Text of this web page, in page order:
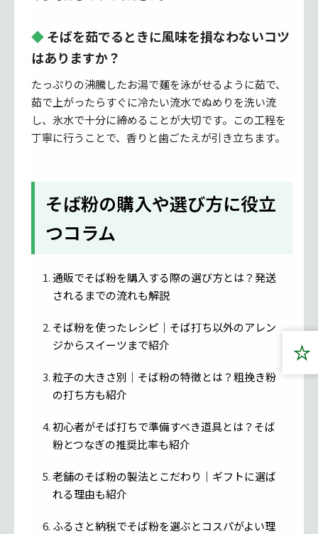
そばを茹でるときに風味を損なわないコツ
はありますか？
たっぷりの沸騰したお湯で麺を泳がせるように茹で、
茹で上がったらすぐに冷たい流水でぬめりを洗い流
し、氷水で十分に締めることが大切です。この工程を
丁寧に行うことで、香りと歯ごたえが引き立ちます。
そば粉の購入や選び方に役立
つコラム
通販でそば粉を購入する際の選び方とは？発送
されるまでの流れも解説
そば粉を使ったレシピ｜そば打ち以外のアレン
ジからスイーツまで紹介
粒子の大きさ別｜そば粉の特徴とは？粗挽き粉
の打ち方も紹介
初心者がそば打ちで準備すべき道具とは？そば
粉とつなぎの推奨比率も紹介
老舗のそば粉の製法とこだわり｜ギフトに選ば
れる理由も紹介
ふるさと納税でそば粉を選ぶとコスパがよい理